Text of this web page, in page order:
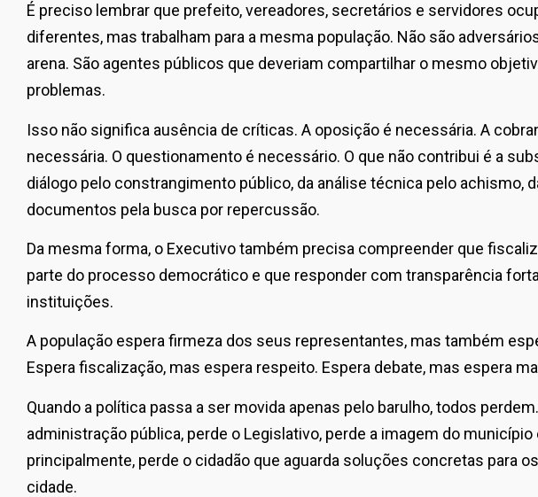
É preciso lembrar que prefeito, vereadores, secretários e servidores
diferentes, mas trabalham para a mesma população. Não são
arena. São agentes públicos que deveriam compartilhar o mesmo
problemas.
Isso não significa ausência de críticas. A oposição é necessária. A
necessária. O questionamento é necessário. O que não contribui é a
diálogo pelo constrangimento público, da análise técnica pelo achismo,
documentos pela busca por repercussão.
Da mesma forma, o Executivo também precisa compreender que
parte do processo democrático e que responder com transparência
instituições.
A população espera firmeza dos seus representantes, mas também
Espera fiscalização, mas espera respeito. Espera debate, mas espera
Quando a política passa a ser movida apenas pelo barulho, todos
administração pública, perde o Legislativo, perde a imagem do município
principalmente, perde o cidadão que aguarda soluções concretas para
cidade.